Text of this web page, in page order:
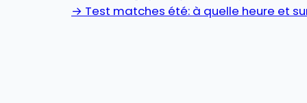
→ Test matches été: à quelle heure et